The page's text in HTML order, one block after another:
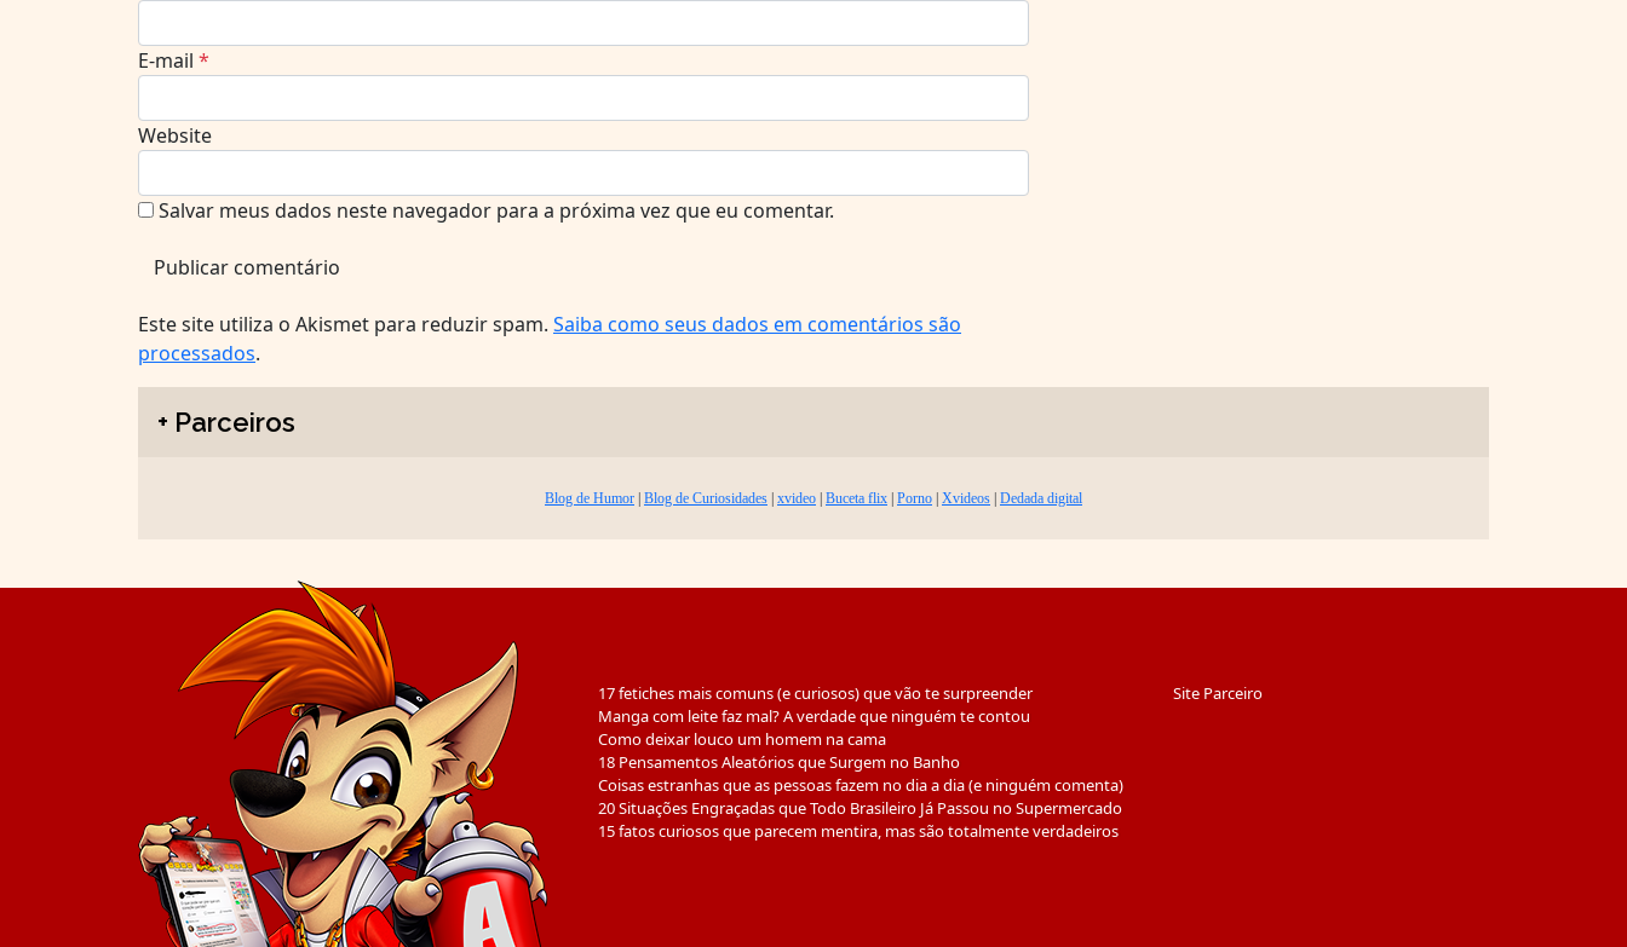
E-mail *
Website
Salvar meus dados neste navegador para a próxima vez que eu comentar.
Este site utiliza o Akismet para reduzir spam. Saiba como seus dados em comentários são
processados.
+ Parceiros
Blog de Humor | Blog de Curiosidades | xvideo | Buceta flix | Porno | Xvideos | Dedada digital
17 fetiches mais comuns (e curiosos) que vão te surpreender
Manga com leite faz mal? A verdade que ninguém te contou
Como deixar louco um homem na cama
18 Pensamentos Aleatórios que Surgem no Banho
Coisas estranhas que as pessoas fazem no dia a dia (e ninguém comenta)
20 Situações Engraçadas que Todo Brasileiro Já Passou no Supermercado
15 fatos curiosos que parecem mentira, mas são totalmente verdadeiros
Site Parceiro